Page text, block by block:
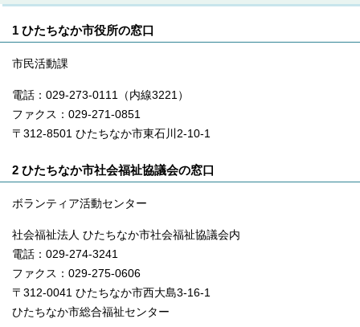
1 ひたちなか市役所の窓口
市民活動課
電話：029-273-0111（内線3221）
ファクス：029-271-0851
〒312-8501 ひたちなか市東石川2-10-1
2 ひたちなか市社会福祉協議会の窓口
ボランティア活動センター
社会福祉法人 ひたちなか市社会福祉協議会内
電話：029-274-3241
ファクス：029-275-0606
〒312-0041 ひたちなか市西大島3-16-1
ひたちなか市総合福祉センター